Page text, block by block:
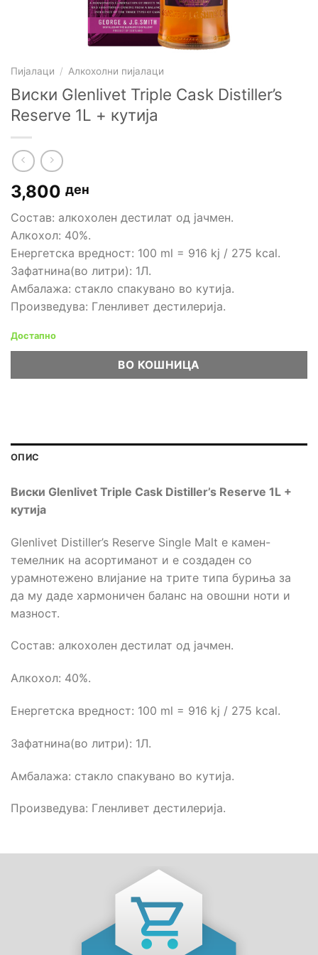
Пијалаци / Алкохолни пијалаци
Виски Glenlivet Triple Cask Distiller’s
Reserve 1L + кутија
3,800 ден
Состав: aлкохолен дестилат од јачмен.
Алкохол: 40%.
Енергетска вредност: 100 ml = 916 kj / 275 kcal.
Зафатнина(во литри): 1Л.
Амбалажа: стакло спакувано во кутија.
Произведува: Гленливет дестилерија.
Достапно
ВО КОШНИЦА
ОПИС
Виски Glenlivet Triple Cask Distiller’s Reserve 1L +
кутија
Glenlivet Distiller’s Reserve Single Malt е камен-
темелник на асортиманот и е создаден со
урамнотежено влијание на трите типа буриња за
да му даде хармоничен баланс на овошни ноти и
мазност.
Состав: aлкохолен дестилат од јачмен.
Алкохол: 40%.
Енергетска вредност: 100 ml = 916 kj / 275 kcal.
Зафатнина(во литри): 1Л.
Амбалажа: стакло спакувано во кутија.
Произведува: Гленливет дестилерија.